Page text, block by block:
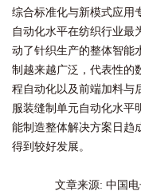
综合标准化与新模式应用
自动化水平在纺织行业最
动了针织生产的整体智能
制越来越广泛，代表性的
程自动化以及前端加料与
服装缝制单元自动化水平
能制造整体解决方案日趋
得到较好发展。
文章来源: 中国